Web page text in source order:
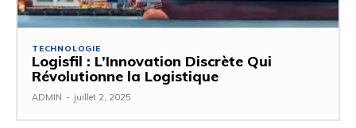
TECHNOLOGIE
Logisfil : L’Innovation Discrète Qui
Révolutionne la Logistique
ADMIN - juillet 2, 2025